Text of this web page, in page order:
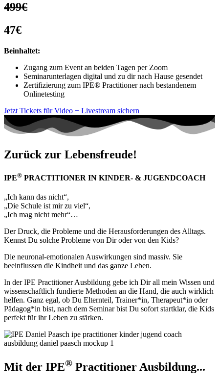
499€
47€
Beinhaltet:
Zugang zum Event an beiden Tagen per Zoom
Seminarunterlagen digital und zu dir nach Hause gesendet
Zertifizierung zum IPE® Practitioner nach bestandenem
Onlinetesting​
Jetzt Tickets fürVideo + Livestream sichern
Zurück zur Lebensfreude!
IPE® PRACTITIONER IN KINDER- & JUGENDCOACH
„Ich kann das nicht“,
„Die Schule ist mir zu viel“,
„Ich mag nicht mehr“…
Der Druck, die Probleme und die Herausforderungen des Alltags.
Kennst Du solche Probleme von Dir oder von den Kids?
Die neuronal-emotionalen Auswirkungen sind massiv. Sie
beeinflussen die Kindheit und das ganze Leben.
In der IPE Practitioner Ausbildung gebe ich Dir all mein Wissen und
wissenschaftlich fundierte Methoden an die Hand, die auch wirklich
helfen. Ganz egal, ob Du Elternteil, Trainer*in, Therapeut*in oder
Pädagog*in bist, nach dem Seminar bist Du sofort startklar, die Kids
perfekt für ihr Leben zu stärken.
Mit der IPE® Practitioner Ausbildung...